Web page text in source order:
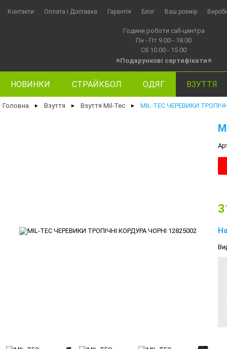
Контакти Оплата i Доставка Гарантія Блог Ваш розмір
Години роботи call-центра
Пн - Пт 9.00 - 18.00
Сб 10.00 - 15.00
⭐Подарункові сертифікати⭐
НОВИНКИ СТРАЙКБОЛ ОДЯГ ВЗУТТЯ
Головна ► Взуття ► Взуття Mil-Tec ► MIL-TEC ЧЕРЕВИКИ